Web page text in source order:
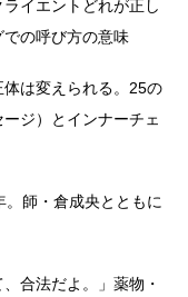
イエントどれが正し
の呼び方の意味
は変えられる。25の
ジ）とインナーチェ
師・倉成央とともに
合法だよ。」薬物・